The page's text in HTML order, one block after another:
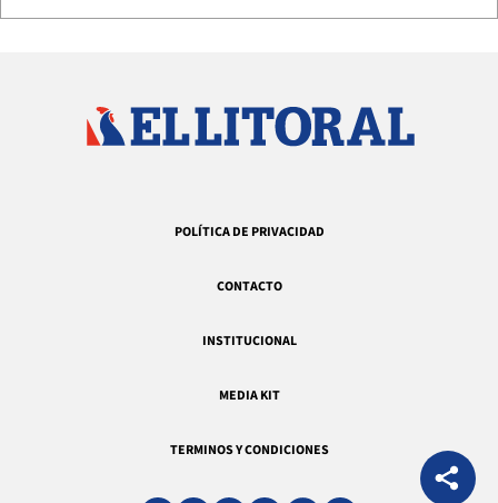
POLÍTICA DE PRIVACIDAD
CONTACTO
INSTITUCIONAL
MEDIA KIT
TERMINOS Y CONDICIONES